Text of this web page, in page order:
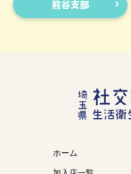
熊谷支部
ホーム